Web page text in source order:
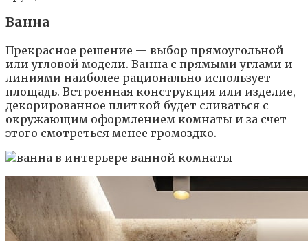
Ванна
Прекрасное решение — выбор прямоугольной
или угловой модели. Ванна с прямыми углами и
линиями наиболее рационально использует
площадь. Встроенная конструкция или изделие,
декорированное плиткой будет сливаться с
окружающим оформлением комнаты и за счет
этого смотреться менее громоздко.